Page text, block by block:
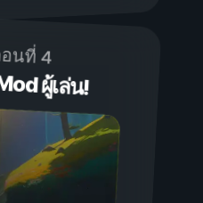
นที่ 4
ผู้เล่น!